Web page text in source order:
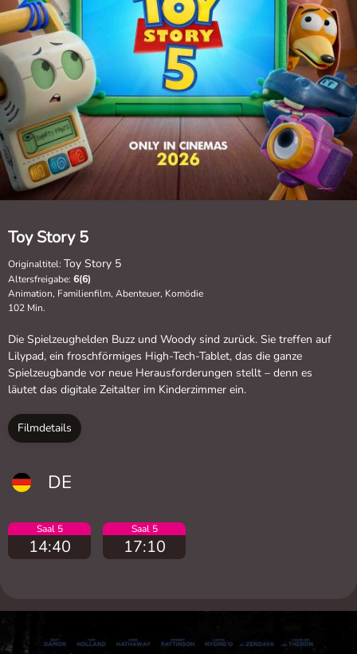
Toy Story 5
Originaltitel: Toy Story 5
Altersfreigabe: 6(6)
Animation, Familienfilm, Abenteuer, Komödie
102 Min.
Die Spielzeughelden Buzz und Woody sind zurück. Sie treffen auf
Lilypad, ein froschförmiges High-Tech-Tablet, das die ganze
Spielzeugbande vor neue Herausforderungen stellt – denn es
läutet das digitale Zeitalter im Kinderzimmer ein.
Filmdetails
DE
Saal 5
14:40
Saal 5
17:10